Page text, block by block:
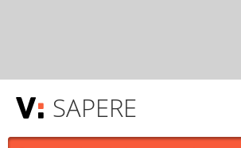
SAPERE